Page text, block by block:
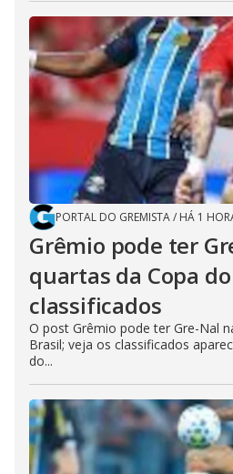
PORTAL DO GREMISTA/ HÁ 1
Grêmio pode ter
quartas da Copa
classificados
O post Grêmio pode ter Gre-Nal
Brasil; veja os classificados
do...